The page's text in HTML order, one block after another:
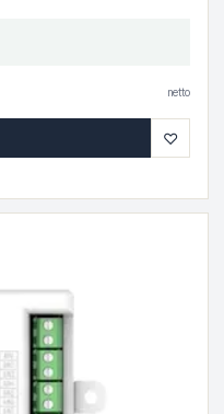
netto
♡